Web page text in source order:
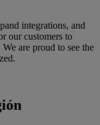
integrations, and
our customers to
are proud to see the